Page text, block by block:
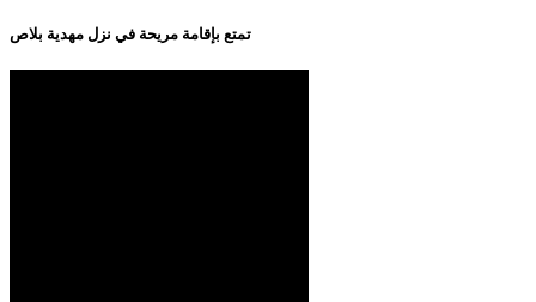
تمتع بإقامة مريحة في نزل مهدية بلاص